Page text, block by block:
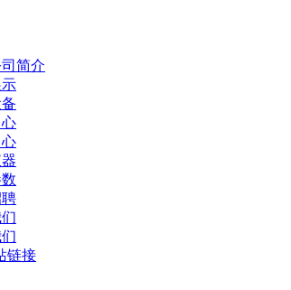
简介
链接